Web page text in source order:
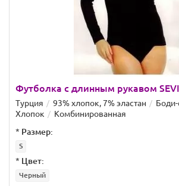
Футболка с длинным рукавом
Турция 93% хлопок, 7% эластан
Хлопок
Комбинированная
* Размер:
S
* Цвет:
Черный